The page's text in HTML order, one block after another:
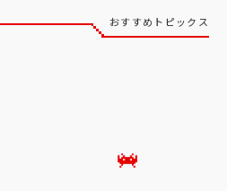
おすすめトピックス